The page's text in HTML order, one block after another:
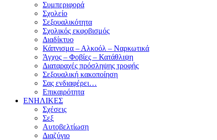
Συμπεριφορά
Σχολείο
Σεξουαλικότητα
Σχολικός εκφοβισμός
Διαδίκτυο
Κάπνισμα – Αλκοόλ – Ναρκωτικά
Άγχος – Φοβίες – Κατάθλιψη
Διαταραχές πρόσληψης τροφής
Σεξουαλική κακοποίηση
Σας ενδιαφέρει…
Επικαιρότητα
ΕΝΗΛΙΚΕΣ
Σχέσεις
Σεξ
Αυτοβελτίωση
Διαζύγιο